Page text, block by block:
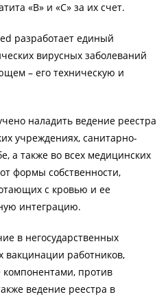
«В» и «С» за их счет.
разработает единый
вирусных заболеваний
– его техническую и
наладить ведение реестра
учреждениях, санитарно-
а также во всех медицинских
формы собственности,
с кровью и ее
интеграцию.
в негосударственных
вакцинации работников,
против
ведение реестра в